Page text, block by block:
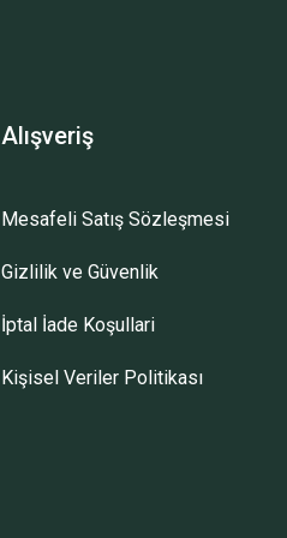
Alışveriş
Mesafeli Satış Sözleşmesi
Gizlilik ve Güvenlik
İptal İade Koşullari
Kişisel Veriler Politikası